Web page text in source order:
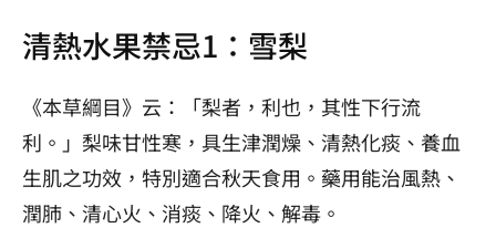
清熱水果禁忌1：雪梨
《本草綱目》云：「梨者，利也，其性下行流
利。」梨味甘性寒，具生津潤燥、清熱化痰、養血
生肌之功效，特別適合秋天食用。藥用能治風熱、
潤肺、清心火、消痰、降火、解毒。